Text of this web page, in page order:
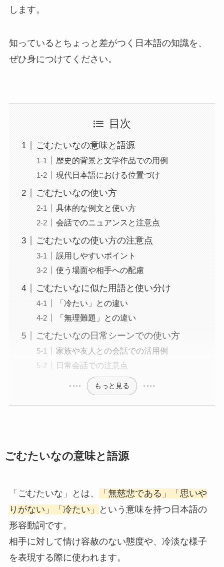
します。
知っているとちょっと差がつく日本語の知識を、
ぜひ身につけてください。
目次
ごむたいなの意味と語源
歴史的背景と文学作品での用例
現代日本語における位置づけ
ごむたいなの使い方
具体的な例文と使い方
会話でのニュアンスと注意点
ごむたいなの使い方の注意点
誤用しやすいポイント
使う場面や相手への配慮
ごむたいなに似た用語と使い分け
「冷たい」との違い
「無理難題」との違い
ごむたいなの日常シーンでの使い方
家族や友人との会話での活用例
日常会話での注意点
もっと見る
ごむたいなの意味と語源
「ごむたいな」とは、
「無慈悲である」「思いや
りがない」「冷たい」
という意味を持つ日本語の
形容動詞です。
相手に対して情け容赦のない態度や、冷淡な様子
を表現する際に使われます。